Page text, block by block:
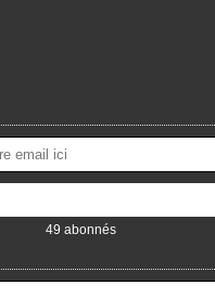
49 abonnés